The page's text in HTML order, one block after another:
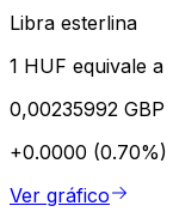
Libra esterlina
1 HUF equivale a
0,00235992 GBP
+0.0000 (0.70%)
Ver gráfico